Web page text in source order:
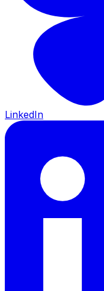
LinkedIn